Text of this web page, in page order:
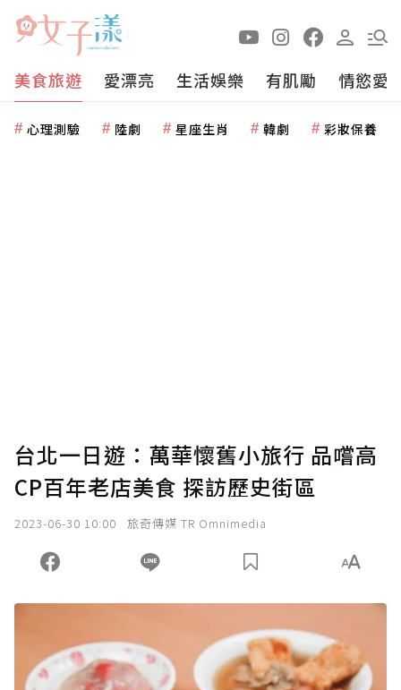
美食旅遊 愛漂亮 生活娛樂 有肌勵 情慾愛
心理測驗 陸劇 星座生肖 韓劇 彩妝保養
台北一日遊：萬華懷舊小旅行 品嚐高
CP百年老店美食 探訪歷史街區
2023-06-30 10:00 旅奇傳媒 TR Omnimedia